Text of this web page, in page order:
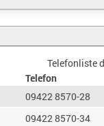
Telefonliste
Telefon
09422 8570-28
09422 8570-34